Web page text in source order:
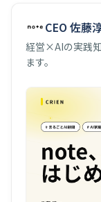
CEO 佐藤
経営×AIの実践
ます。